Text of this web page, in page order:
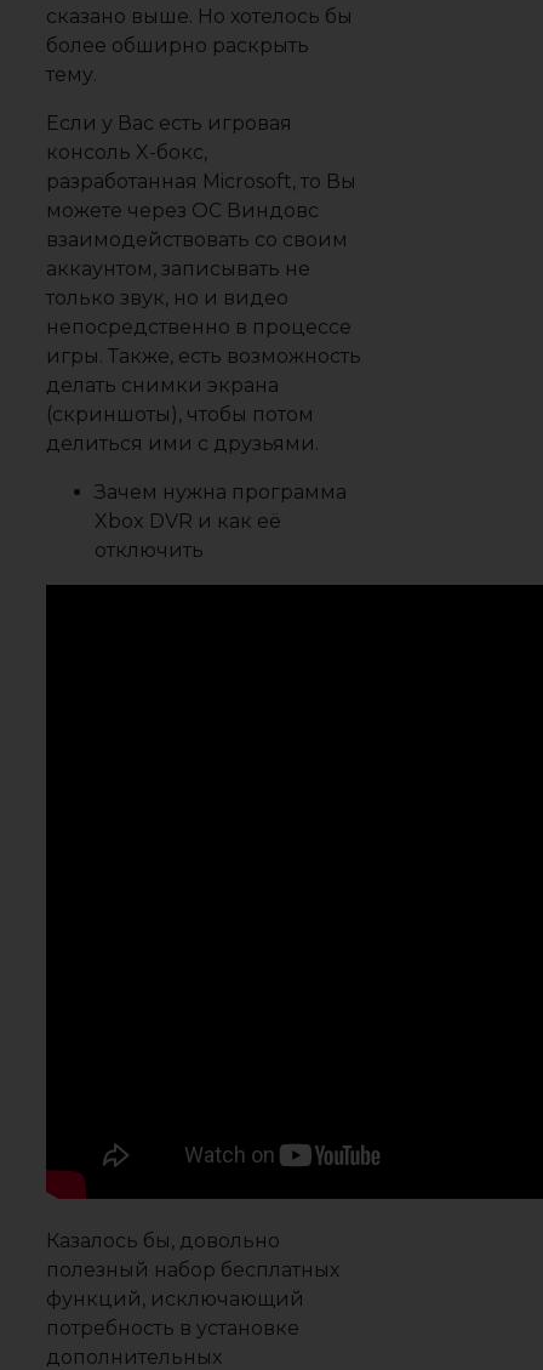
сказано выше. Но хотелось бы
более обширно раскрыть
тему.
Если у Вас есть игровая
консоль X-бокс,
разработанная Microsoft, то Вы
можете через ОС Виндовс
взаимодействовать со своим
аккаунтом, записывать не
только звук, но и видео
непосредственно в процессе
игры. Также, есть возможность
делать снимки экрана
(скриншоты), чтобы потом
делиться ими с друзьями.
Зачем нужна программа
Xbox DVR и как её
отключить
Казалось бы, довольно
полезный набор бесплатных
функций, исключающий
потребность в установке
дополнительных